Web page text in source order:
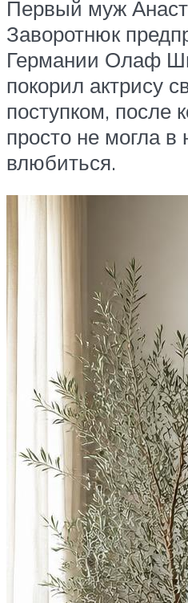
Первый муж
Заворотнюк
Германии Олаф
покорил актрису
поступком, после
просто не могла в
влюбиться.